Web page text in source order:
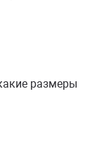
размеры